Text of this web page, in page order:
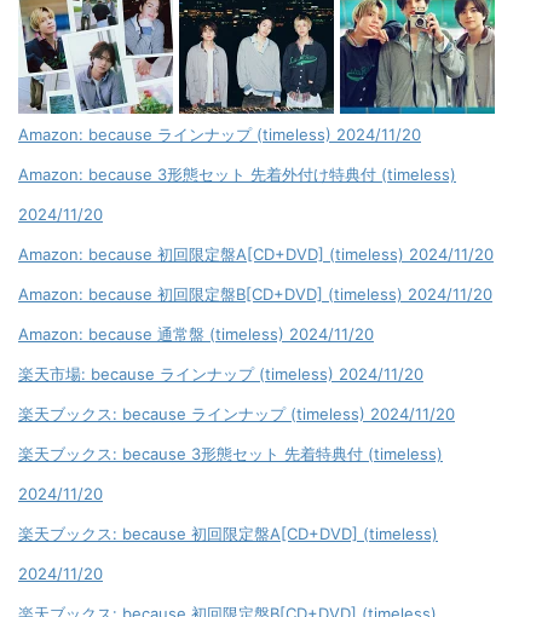
Amazon: because ラインナップ (timeless) 2024/11/20
Amazon: because 3形態セット 先着外付け特典付 (timeless)
2024/11/20
Amazon: because 初回限定盤A[CD+DVD] (timeless) 2024/11/20
Amazon: because 初回限定盤B[CD+DVD] (timeless) 2024/11/20
Amazon: because 通常盤 (timeless) 2024/11/20
楽天市場: because ラインナップ (timeless) 2024/11/20
楽天ブックス: because ラインナップ (timeless) 2024/11/20
楽天ブックス: because 3形態セット 先着特典付 (timeless)
2024/11/20
楽天ブックス: because 初回限定盤A[CD+DVD] (timeless)
2024/11/20